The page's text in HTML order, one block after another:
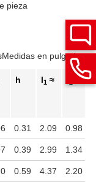
pieza
Medidas en pulgadas
h l1 ≈
0.31 2.09 0.98
0.39 2.99 1.34
0.59 4.37 2.20